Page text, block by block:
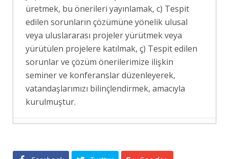
üretmek, bu önerileri yayınlamak, c) Tespit
edilen sorunların çözümüne yönelik ulusal
veya uluslararası projeler yürütmek veya
yürütülen projelere katılmak, ç) Tespit edilen
sorunlar ve çözüm önerilerimize ilişkin
seminer ve konferanslar düzenleyerek,
vatandaşlarımızı bilinçlendirmek, amacıyla
kurulmuştur.